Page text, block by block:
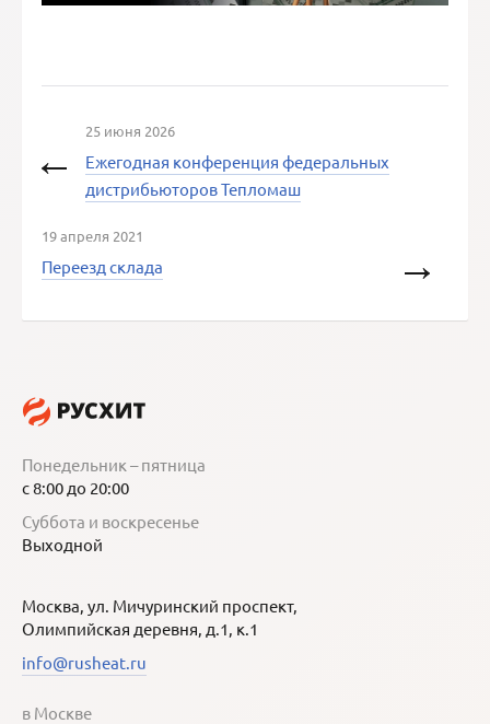
25 июня 2026
Ежегодная конференция федеральных
дистрибьюторов Тепломаш
19 апреля 2021
Переезд склада
Москва, ул. Мичуринский проспект,
Олимпийская деревня, д.1, к.1
info@rusheat.ru
Понедельник – пятница
с 8:00 до 20:00
Суббота и воскресенье
Выходной
в Москве